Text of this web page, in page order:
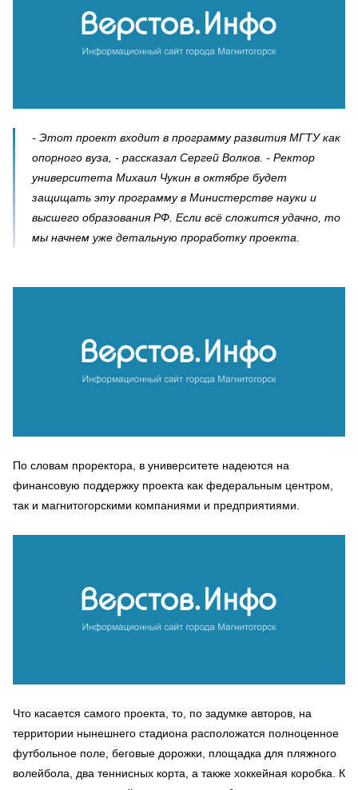
- Этот проект входит в программу развития МГТУ как
опорного вуза, - рассказал Сергей Волков. - Ректор
университета Михаил Чукин в октябре будет
защищать эту программу в Министерстве науки и
высшего образования РФ. Если всё сложится удачно, то
мы начнем уже детальную проработку проекта.
По словам проректора, в университете надеются на
финансовую поддержку проекта как федеральным центром,
так и магнитогорскими компаниями и предприятиями.
Что касается самого проекта, то, по задумке авторов, на
территории нынешнего стадиона расположатся полноценное
футбольное поле, беговые дорожки, площадка для пляжного
волейбола, два теннисных корта, а также хоккейная коробка. К